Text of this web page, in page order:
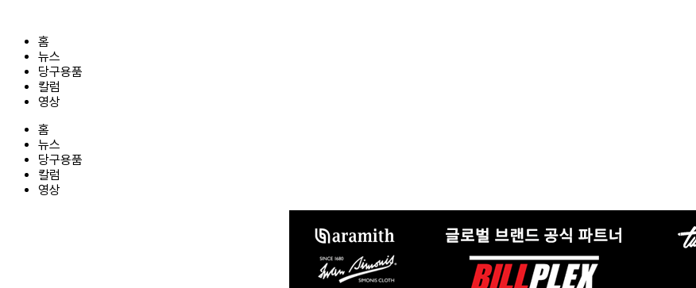
홈
뉴스
당구용품
칼럼
영상
홈
뉴스
당구용품
칼럼
영상